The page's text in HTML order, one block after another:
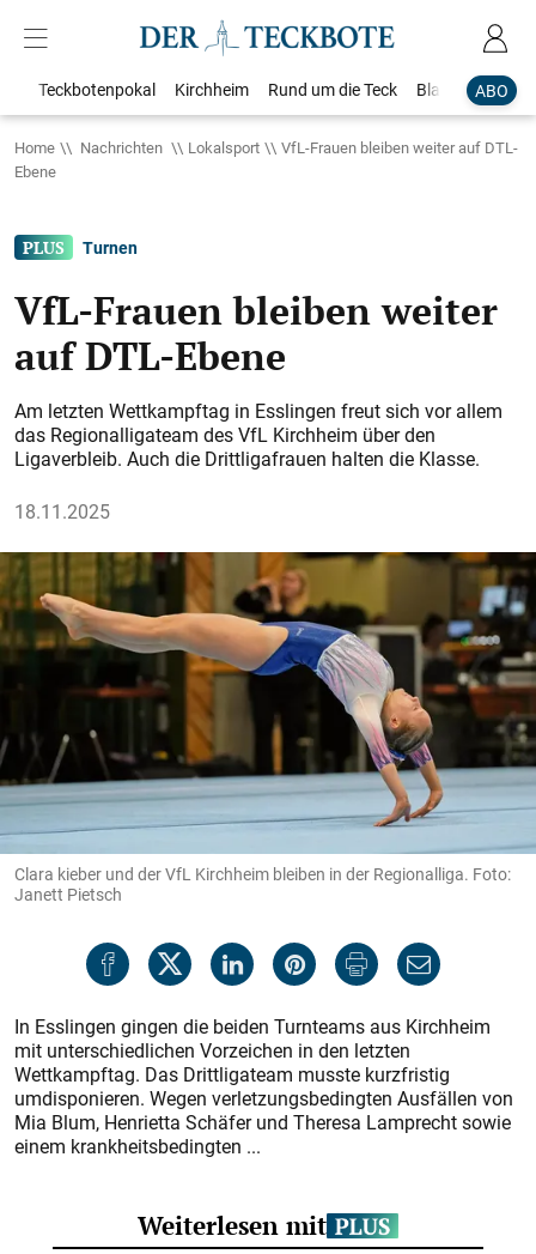
ABO
Teckbotenpokal Kirchheim Rund um die Teck Blaulicht
Home Nachrichten Lokalsport
VfL-Frauen bleiben weiter auf DTL-
Ebene
Turnen
VfL-Frauen bleiben weiter
auf DTL-Ebene
Am letzten Wettkampftag in Esslingen freut sich vor allem
das Regionalligateam des VfL Kirchheim über den
Ligaverbleib. Auch die Drittligafrauen halten die Klasse.
18.11.2025
Clara kieber und der VfL Kirchheim bleiben in der Regionalliga. Foto:
Janett Pietsch
In Esslingen gingen die beiden Turnteams aus Kirchheim
mit unterschiedlichen Vorzeichen in den letzten
Wettkampftag. Das Drittligateam musste kurzfristig
umdisponieren. Wegen verletzungsbedingten Ausfällen von
Mia Blum, Henrietta Schäfer und Theresa Lamprecht sowie
einem krankheitsbedingten ...